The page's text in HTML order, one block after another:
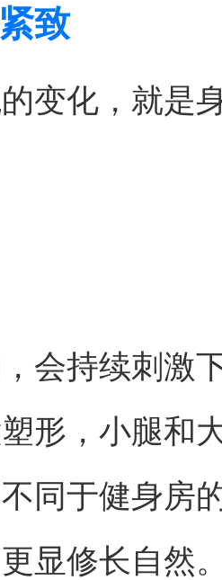
致
变化，就是
会持续刺激
形，小腿和
同于健身房
显修长自然